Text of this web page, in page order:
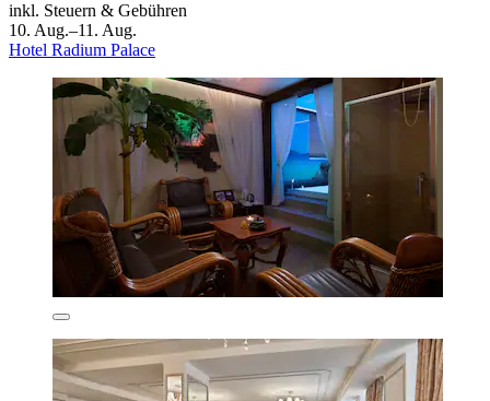
inkl. Steuern & Gebühren
10. Aug.–11. Aug.
Hotel Radium Palace